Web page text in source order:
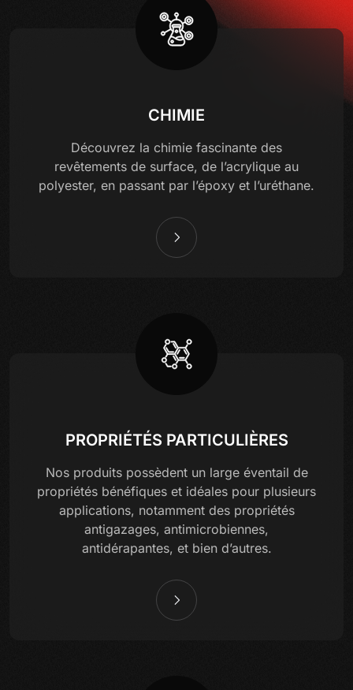
CHIMIE
Découvrez la chimie fascinante des
revêtements de surface, de l’acrylique au
polyester, en passant par l’époxy et l’uréthane.
PROPRIÉTÉS PARTICULIÈRES
Nos produits possèdent un large éventail de
propriétés bénéfiques et idéales pour plusieurs
applications, notamment des propriétés
antigazages, antimicrobiennes,
antidérapantes, et bien d’autres.